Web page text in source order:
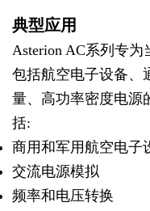
典型应用
Asterion AC系列专为
包括航空电子设备、
量、高功率密度电源
括:
商用和军用航空电子
交流电源模拟
频率和电压转换